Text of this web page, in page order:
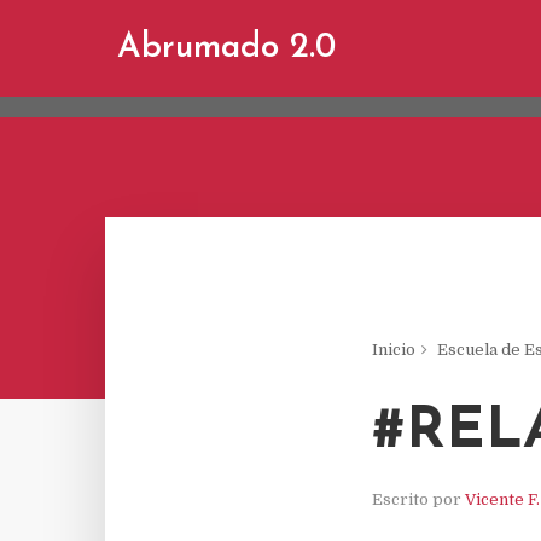
Abrumado 2.0
Inicio Escuela de
Escrito por Vicente
This site uses cookies from Google to
are shared with Google along with